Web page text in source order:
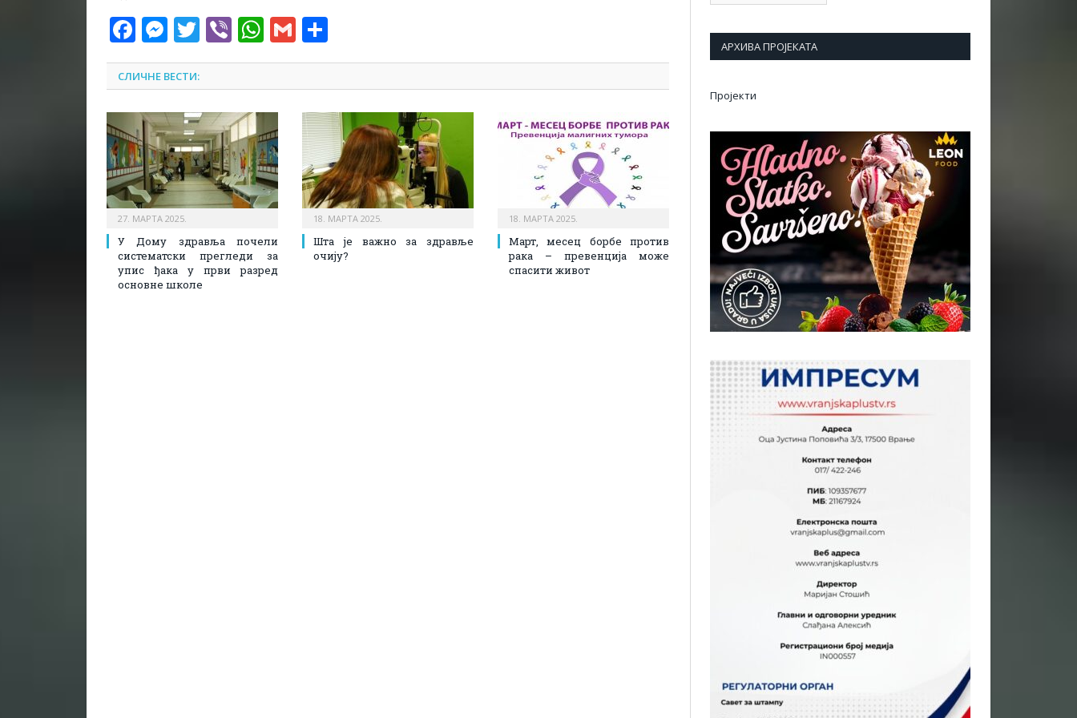
Facebook
Messenger
Twitter
ViberWhatsApp
Gmail
СЛИЧНЕ ВЕСТИ:
27. МАРТА 2025.
У Дому здравља почели
систематски прегледи за
упис ђака у први разред
основне школе
18. МАРТА 2025.
Шта је важно за здравље
очију?
18. МАРТА 2025.
Март, месец борбе против
рака – превенција може
спасити живот
АРХИВА ПРОЈЕКАТА
Пројекти